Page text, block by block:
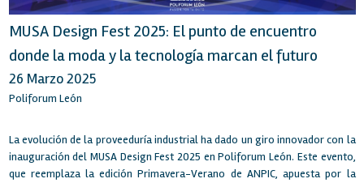
MUSA Design Fest 2025: El punto de encuentro
donde la moda y la tecnología marcan el futuro
26 Marzo 2025
Poliforum León
La evolución de la proveeduría industrial ha dado un giro innovador con la
inauguración del MUSA Design Fest 2025 en Poliforum León. Este evento,
que reemplaza la edición Primavera-Verano de ANPIC, apuesta por la